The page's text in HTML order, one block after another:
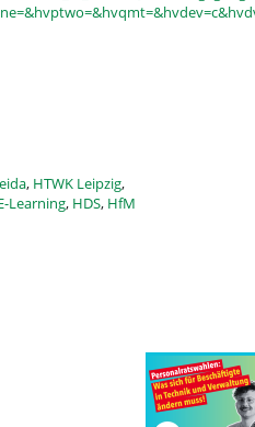
, HTWK Leipzig,
Learning, HDS, HfM